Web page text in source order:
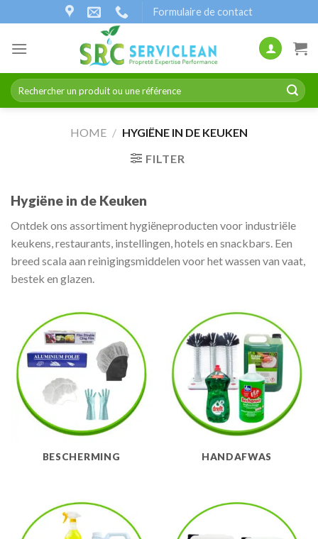
inhoud
gaan
Formulaire de contact
Zoeken
naar:
HOME / HYGIËNE IN DE KEUKEN
FILTER
Hygiëne in de Keuken
Ontdek ons assortiment hygiëneproducten voor industriële
keukens, restaurants, instellingen, hotels en snackbars. Een
breed scala aan reinigingsmiddelen voor het wassen van vaat,
bestek en glazen.
BESCHERMING HANDAFWAS